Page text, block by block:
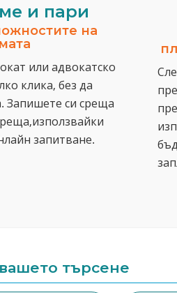
и пари
на
или адвокатско
клика, без да
Запишете си среща
запитване.
търсене